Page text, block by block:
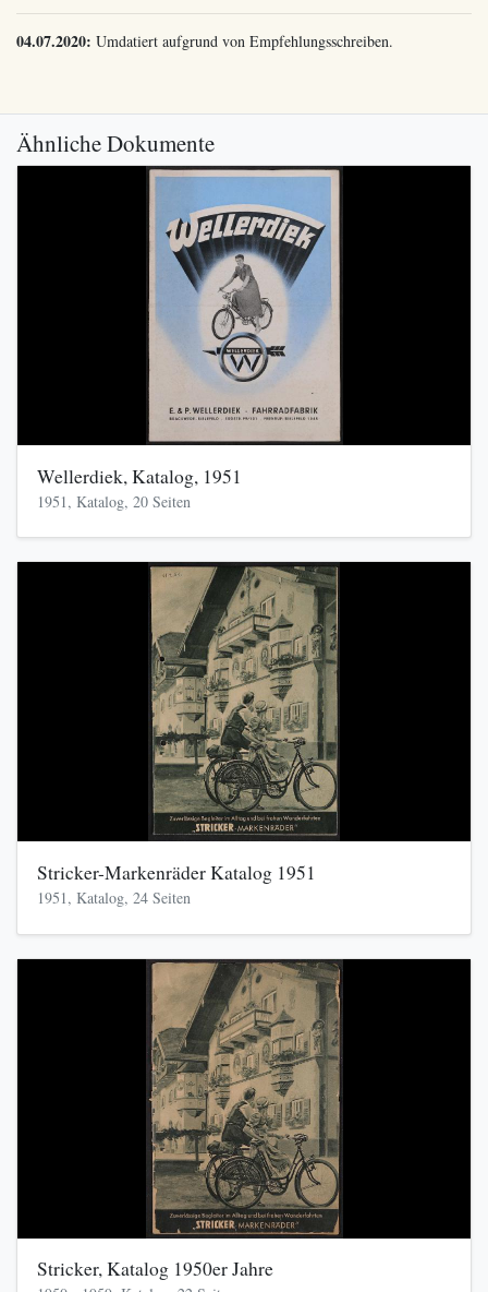
04.07.2020: Umdatiert aufgrund von Empfehlungsschreiben.
Ähnliche Dokumente
Wellerdiek, Katalog, 1951
1951, Katalog, 20 Seiten
Stricker-Markenräder Katalog 1951
1951, Katalog, 24 Seiten
Stricker, Katalog 1950er Jahre